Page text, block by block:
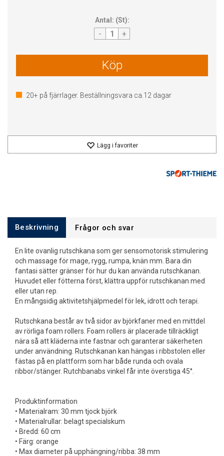
Antal: (St):
- +
Köp
20+ på fjärrlager. Beställningsvara ca. 12 dagar
Lägg i favoriter
Beskrivning Frågor och svar
En lite ovanlig rutschkana som ger sensomotorisk stimulering
och massage för mage, rygg, rumpa, knän mm. Bara din
fantasi sätter gränser för hur du kan använda rutschkanan.
Huvudet eller fötterna först, klättra uppför rutschkanan med
eller utan rep.
En mångsidig aktivitetshjälpmedel för lek, idrott och terapi.
Rutschkana består av två sidor av björkfaner med en mittdel
av rörliga foam rollers. Foam rollers är placerade tillräckligt
nära så att kläderna inte fastnar och garanterar säkerheten
under användning. Rutschkanan kan hängas i ribbstolen eller
fästas på en plattform som har både runda och ovala
ribbor/stänger. Rutchbanabs vinkel får inte överstiga 45°.
Produktinformation
• Materialram: 30 mm tjock björk
• Materialrullar: belagt specialskum
• Bredd: 60 cm
• Färg: orange
• Max diameter på upphängning/ribba: 38 mm